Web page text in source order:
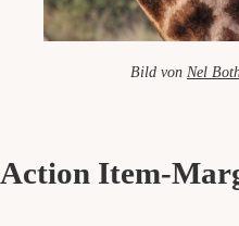
Bild von Nel
Action Item-